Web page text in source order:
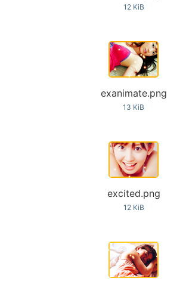
12 KiB
exanimate.png
13 KiB
excited.png
12 KiB